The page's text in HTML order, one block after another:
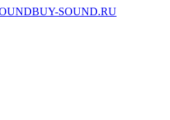
BUY-SOUND.RU